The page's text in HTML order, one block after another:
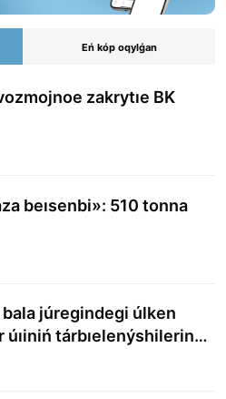
Eń kóp oqylǵan
zakrytıe BK
beısenbi»: 510 tonna
júregindegi úlken
úıiniń tárbıelenýshilerine